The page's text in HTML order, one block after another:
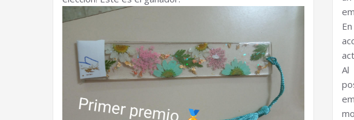
Al